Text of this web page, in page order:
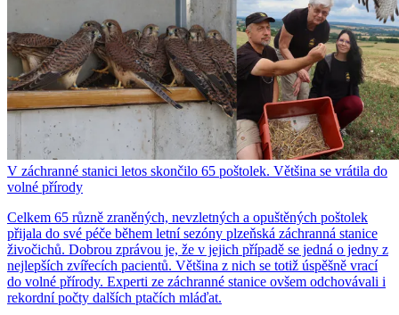
V záchranné stanici letos skončilo 65 poštolek. Většina se vrátila do
volné přírody
Celkem 65 různě zraněných, nevzletných a opuštěných poštolek
přijala do své péče během letní sezóny plzeňská záchranná stanice
živočichů. Dobrou zprávou je, že v jejich případě se jedná o jedny z
nejlepších zvířecích pacientů. Většina z nich se totiž úspěšně vrací
do volné přírody. Experti ze záchranné stanice ovšem odchovávali i
rekordní počty dalších ptačích mláďat.